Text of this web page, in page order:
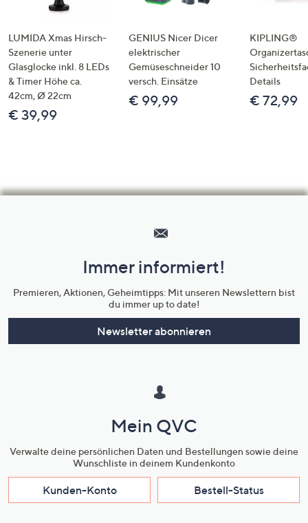
LUMIDA Xmas Hirsch-
Szenerie unter
Glasglocke inkl. 8 LEDs
& Timer Höhe ca.
42cm, Ø 22cm
€ 39,99
GENIUS Nicer Dicer
elektrischer
Gemüseschneider 10
versch. Einsätze
€ 99,99
KIPLING®
Details
€ 72,99
Unternehmensinformationen
Immer informiert!
Premieren, Aktionen, Geheimtipps: Mit unseren Newslettern bist
du immer up to date!
Newsletter abonnieren
Mein QVC
Verwalte deine persönlichen Daten und Bestellungen sowie deine
Wunschliste in deinem Kundenkonto
Kunden-Konto Bestell-Status